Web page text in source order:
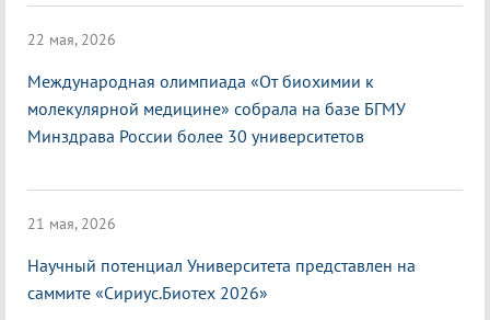
22 мая, 2026
Международная олимпиада «От биохимии к
молекулярной медицине» собрала на базе БГМУ
Минздрава России более 30 университетов
21 мая, 2026
Научный потенциал Университета представлен на
саммите «Сириус.Биотех 2026»